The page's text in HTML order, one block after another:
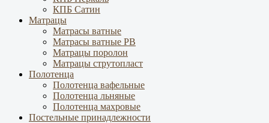
КПБ Сатин
Матрацы
Матрасы ватные
Матрасы ватные РВ
Матрацы поролон
Матрацы струтопласт
Полотенца
Полотенца вафельные
Полотенца льняные
Полотенца махровые
Постельные принадлежности